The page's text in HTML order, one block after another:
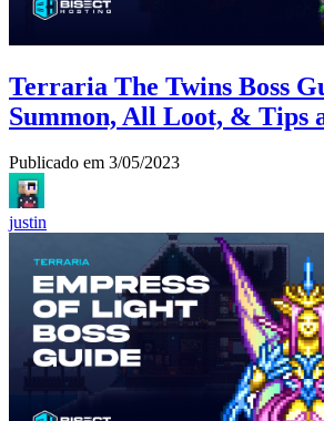
Terraria The Twins Boss
Summon, All Loot, & Tips
Publicado em 3/05/2023
justin